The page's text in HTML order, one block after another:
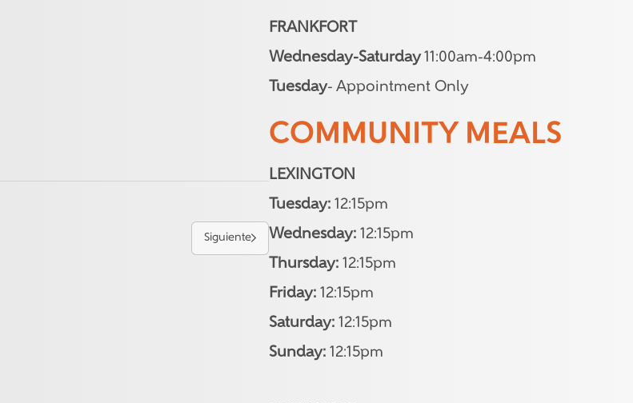
Siguiente
FRANKFORT
Wednesday-Saturday11:00am-4:00pm
Tuesday- Appointment Only
COMMUNITY MEALS
LEXINGTON
Tuesday: 12:15pm
Wednesday:12:15pm
Thursday:12:15pm
Friday: 12:15pm
Saturday: 12:15pm
Sunday:12:15pm